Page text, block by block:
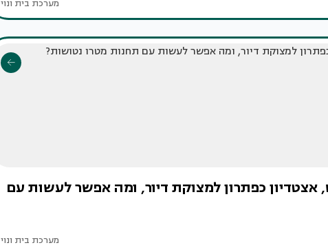
מערכת בית ונוי
אצטדיון כפתרון למצוקת דיור, ומה אפשר לעשות עם
מערכת בית ונוי